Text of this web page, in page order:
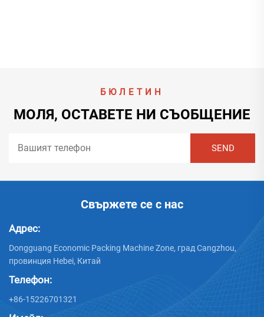
БЮЛЕТИН
МОЛЯ, ОСТАВЕТЕ НИ СЪОБЩЕНИЕ
Свържете се с нас
Адрес:
Dongguang Economic Packing Machine Zone, град Cangzhou,
провинция Hebei, Китай
Телефон:
+86-15226701321